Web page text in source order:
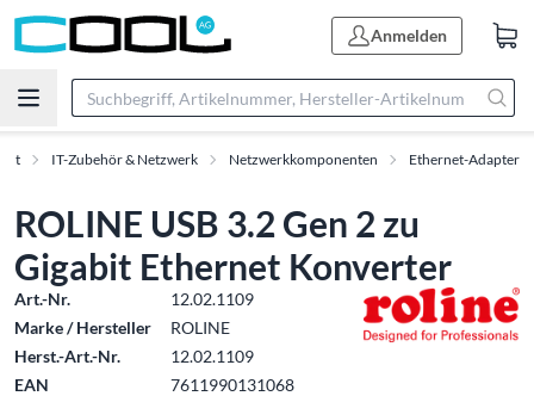
Anmelden
IT-Zubehör & Netzwerk Netzwerkkomponenten Ethernet-Adapter
ROLINE USB 3.2 Gen 2 zu
Gigabit Ethernet Konverter
Art.-Nr.
12.02.1109
Marke / Hersteller
ROLINE
Herst.-Art.-Nr.
12.02.1109
EAN
7611990131068